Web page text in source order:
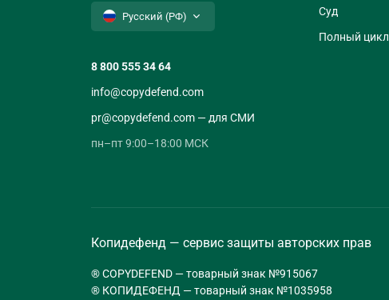
Русский (РФ)
8 800 555 34 64
info@copydefend.com
pr@copydefend.com — для СМИ
пн–пт 9:00–18:00 МСК
Суд
Полный цикл
Копидефенд — сервис защиты авторских прав
® COPYDEFEND — товарный знак №915067
® КОПИДЕФЕНД — товарный знак №1035958